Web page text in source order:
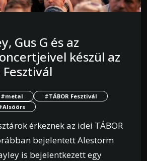
Gus G és az
készül az
Fesztivál
#metal
#TÁBOR Fesztivál
érkeznek az idei TÁBOR
bejelentett Alestorm
is bejelentkezett egy